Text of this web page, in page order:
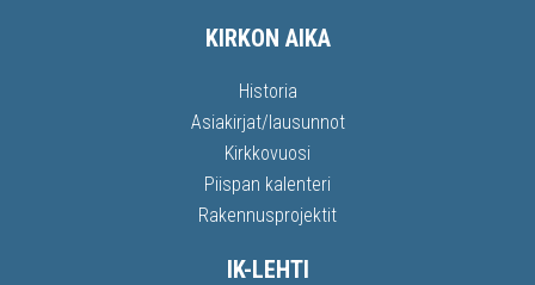
KIRKON AIKA
Historia
Asiakirjat/lausunnot
Kirkkovuosi
Piispan kalenteri
Rakennusprojektit
IK-LEHTI